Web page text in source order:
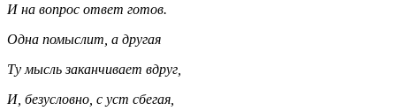
И на вопрос ответ готов.
Одна помыслит, а другая
Ту мысль заканчивает вдруг,
И, безусловно, с уст сбегая,